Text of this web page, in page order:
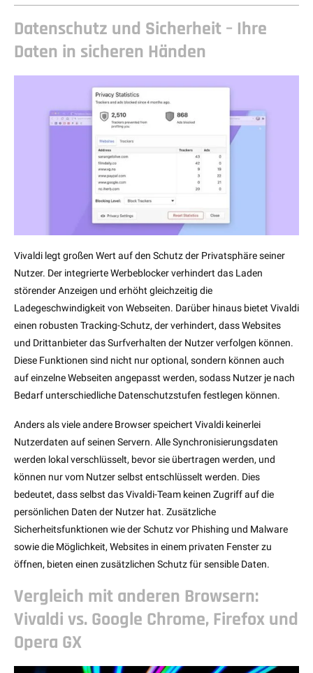
Datenschutz und Sicherheit – Ihre
Daten in sicheren Händen
Vivaldi legt großen Wert auf den Schutz der Privatsphäre seiner
Nutzer. Der integrierte Werbeblocker verhindert das Laden
störender Anzeigen und erhöht gleichzeitig die
Ladegeschwindigkeit von Webseiten. Darüber hinaus bietet Vivaldi
einen robusten Tracking-Schutz, der verhindert, dass Websites
und Drittanbieter das Surfverhalten der Nutzer verfolgen können.
Diese Funktionen sind nicht nur optional, sondern können auch
auf einzelne Webseiten angepasst werden, sodass Nutzer je nach
Bedarf unterschiedliche Datenschutzstufen festlegen können.
Anders als viele andere Browser speichert Vivaldi keinerlei
Nutzerdaten auf seinen Servern. Alle Synchronisierungsdaten
werden lokal verschlüsselt, bevor sie übertragen werden, und
können nur vom Nutzer selbst entschlüsselt werden. Dies
bedeutet, dass selbst das Vivaldi-Team keinen Zugriff auf die
persönlichen Daten der Nutzer hat. Zusätzliche
Sicherheitsfunktionen wie der Schutz vor Phishing und Malware
sowie die Möglichkeit, Websites in einem privaten Fenster zu
öffnen, bieten einen zusätzlichen Schutz für sensible Daten.
Vergleich mit anderen Browsern:
Vivaldi vs. Google Chrome, Firefox und
Opera GX